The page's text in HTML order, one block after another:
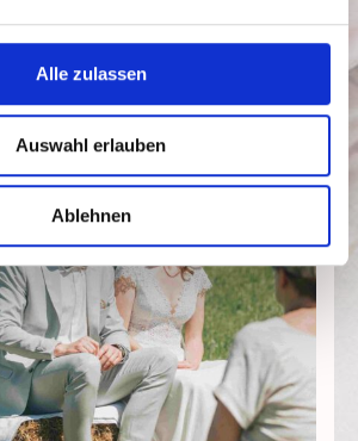
Alle zulassen
Auswahl erlauben
Ablehnen
RÜCKMELDUNGEN